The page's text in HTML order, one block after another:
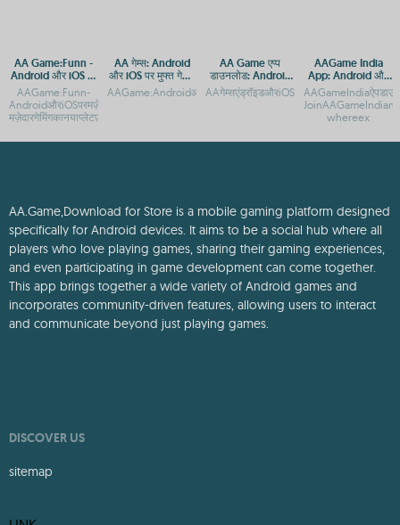
AA Game:Funn -
Android और iOS पर
मज़ेदार गेमिंग अनुभव
AAGame:Funn-
AndroidऔरiOSपरमज़ेदारगेमिंगअनुभवAAGame:Funn-
मज़ेदारगेमिंगकानयाप्लेटफ़ॉर्म,An
AA गेम्स: Android
और iOS पर मुफ्त गेमिंग
का आनंद
AA Game एप्प
डाउनलोड: Android
और iOS पर मुफ्त गेमिंग
एक्सेस
AAGame India
App: Android और
iOS पर डाउनलोड करें
whereex
AA.Game,Download for Store is a mobile gaming platform designed
specifically for Android devices. It aims to be a social hub where all
players who love playing games, sharing their gaming experiences,
and even participating in game development can come together.
This app brings together a wide variety of Android games and
incorporates community-driven features, allowing users to interact
and communicate beyond just playing games.
DISCOVER US
sitemap
LINK